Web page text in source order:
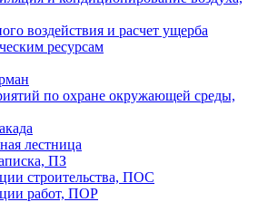
воздействия и расчет ущерба
ресурсам
по охране окружающей среды,
лестница
ПЗ
строительства, ПОС
работ, ПОР